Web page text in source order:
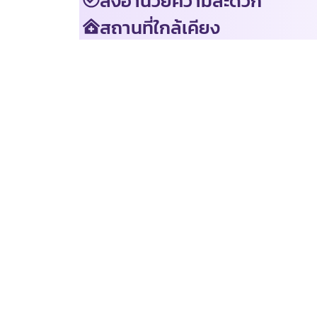
สถานที่ใกล้เคียง